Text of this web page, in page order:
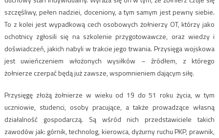
szczęśliwy, pełen nadziei, doceniony, a tym samym jest pewny siebie.
To z kolei jest wypadkową cech osobowych żołnierzy OT, którzy jako
ochotnicy zgłosili się na szkolenie przygotowawcze, oraz wiedzy i
doświadczeń, jakich nabyli w trakcie jego trwania. Przysięga wojskowa
jest uwieńczeniem włożonych wysiłków – źródłem, z którego
żołnierze czerpać będą już zawsze, wspomnieniem dającym siłę.
Przysięgę złożą żołnierze w wieku od 19 do 51 roku życia, w tym
uczniowie, studenci, osoby pracujące, a także prowadzące własną
działalność gospodarczą. Są wśród nich przedstawiciele takich
zawodów jak: górnik, technolog, kierowca, dyżurny ruchu PKP, prawnik,